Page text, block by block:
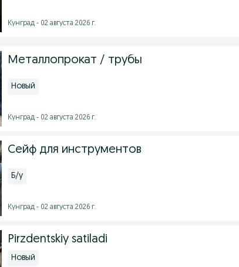
Кунград - 02 августа 2026 г.
Металлопрокат / трубы
Новый
Кунград - 02 августа 2026 г.
Сейф для инструментов
Б/у
Кунград - 02 августа 2026 г.
Pirzdentskiy satiladi
Новый